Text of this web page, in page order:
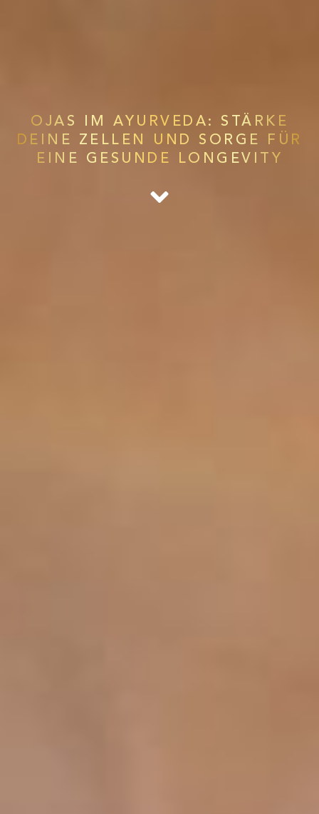
OJAS IM AYURVEDA: STÄRKE
DEINE ZELLEN UND SORGE FÜR
EINE GESUNDE LONGEVITY